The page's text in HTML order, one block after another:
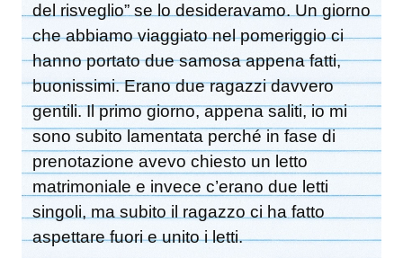
del risveglio” se lo desideravamo. Un giorno
che abbiamo viaggiato nel pomeriggio ci
hanno portato due samosa appena fatti,
buonissimi. Erano due ragazzi davvero
gentili. Il primo giorno, appena saliti, io mi
sono subito lamentata perché in fase di
prenotazione avevo chiesto un letto
matrimoniale e invece c’erano due letti
singoli, ma subito il ragazzo ci ha fatto
aspettare fuori e unito i letti.